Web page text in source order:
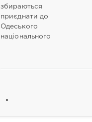
збираються
приєднати до
Одеського
національного